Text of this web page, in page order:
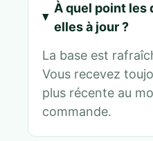
À quel point les
elles à jour ?
La base est
Vous recevez
plus récente au
commande.